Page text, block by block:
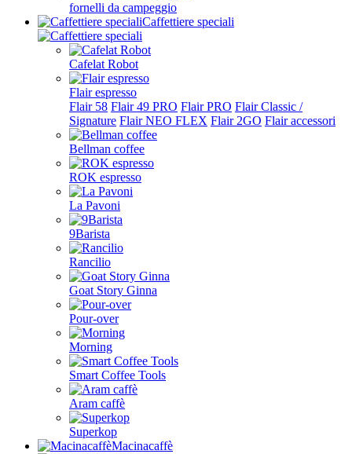
fornelli da campeggio
Caffettiere speciali
Cafelat Robot
Flair espresso
Flair 58 Flair 49 PRO Flair PRO Flair Classic /
Signature Flair NEO FLEX Flair 2GO Flair accessori
Bellman coffee
ROK espresso
La Pavoni
9Barista
Rancilio
Goat Story Ginna
Pour-over
Morning
Smart Coffee Tools
Aram caffè
Superkop
Macinacaffè